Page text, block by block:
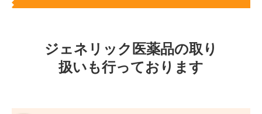
ジェネリック医薬品の取り
扱いも行っております